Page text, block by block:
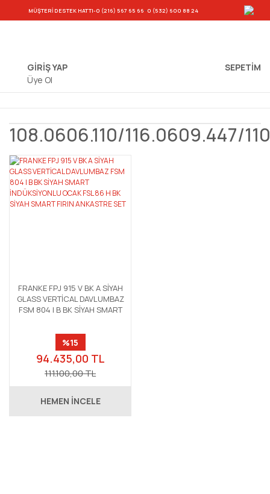
MÜŞTERİ DESTEK HATTI-0 (216) 567 65 66-0 (532) 600 88 24
GİRİŞ YAP
Üye Ol
SEPETIM
108.0606.110/116.0609.447/
FRANKE FPJ 915 V BK A SİYAH
GLASS VERTİCAL DAVLUMBAZ
FSM 804 I B BK SİYAH SMART
H BK SİYAH SMART FIRIN
ANKASTRE SET
%15
94.435,00 TL
111.100,00 TL
HEMEN İNCELE